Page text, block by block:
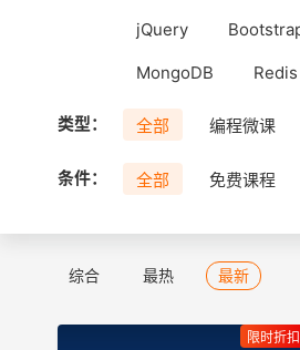
jQuery
MongoDB Redis
工具 Android
类型： 全部 编程微课
条件： 全部 免费课程
综合 最热 最新
限时折扣